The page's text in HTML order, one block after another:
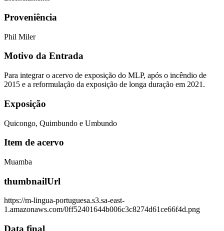
Proveniência
Phil Miler
Motivo da Entrada
Para integrar o acervo de exposição do MLP, após o incêndio de
2015 e a reformulação da exposição de longa duração em 2021.
Exposição
Quicongo, Quimbundo e Umbundo
Item de acervo
Muamba
thumbnailUrl
https://m-lingua-portuguesa.s3.sa-east-
1.amazonaws.com/0ff52401644b006c3c8274d61ce66f4d.png
Data final